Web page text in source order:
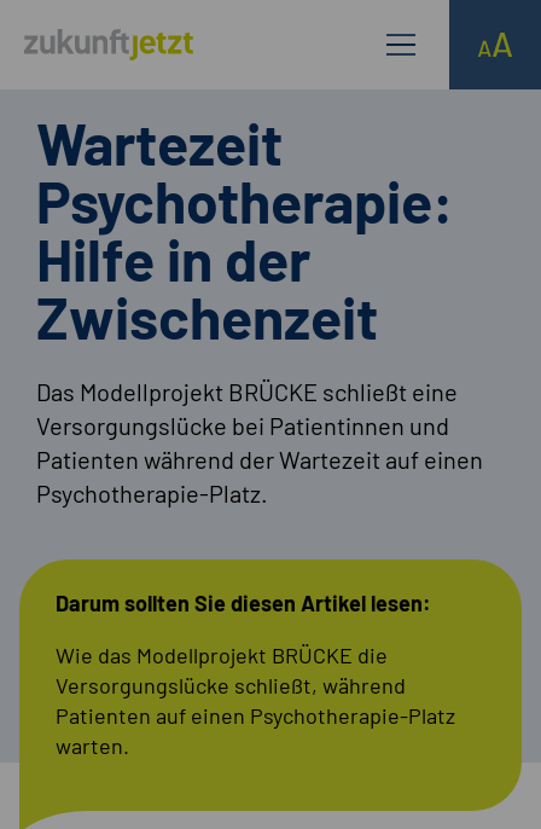
Wartezeit
Psychotherapie:
Hilfe in der
Zwischenzeit
Das Modellprojekt BRÜCKE schließt eine
Versorgungslücke bei Patientinnen und
Patienten während der Wartezeit auf einen
Psychotherapie-Platz.
Darum sollten Sie diesen Artikel lesen:
Wie das Modellprojekt BRÜCKE die
Versorgungslücke schließt, während
Patienten auf einen Psychotherapie-Platz
warten.